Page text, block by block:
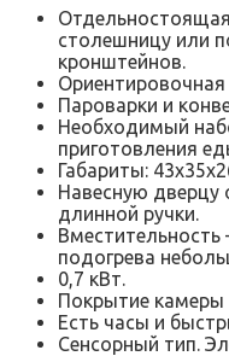
столешницу или
кронштейнов.
Пароварки и
Необходимый
приготовления
Габариты:
Навесную
длинной ручки.
подогрева
0,7 кВт.
Покрытие
Есть часы и
Сенсорный тип.